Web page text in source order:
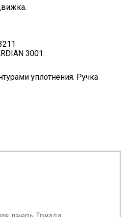
3001.
уплотнения. Ручка